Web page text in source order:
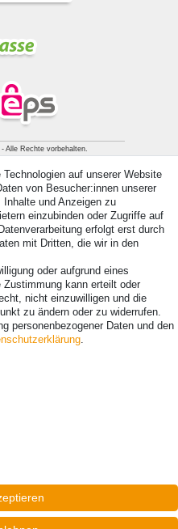
Alle Rechte vorbehalten.
auf unserer Website
von Besucher:innen unserer
und Anzeigen zu
einzubinden oder Zugriffe auf
erfolgt erst durch
mit Dritten, die wir in den
oder aufgrund eines
kann erteilt oder
nicht einzuwilligen und die
zu ändern oder zu widerrufen.
personenbezogener Daten und den
.